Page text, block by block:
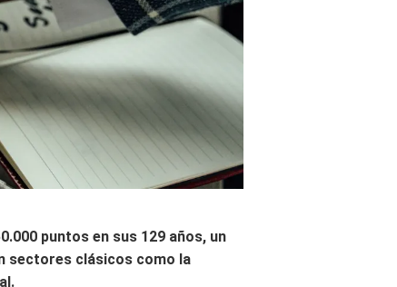
puntos en sus 129 años, un
sectores clásicos como la